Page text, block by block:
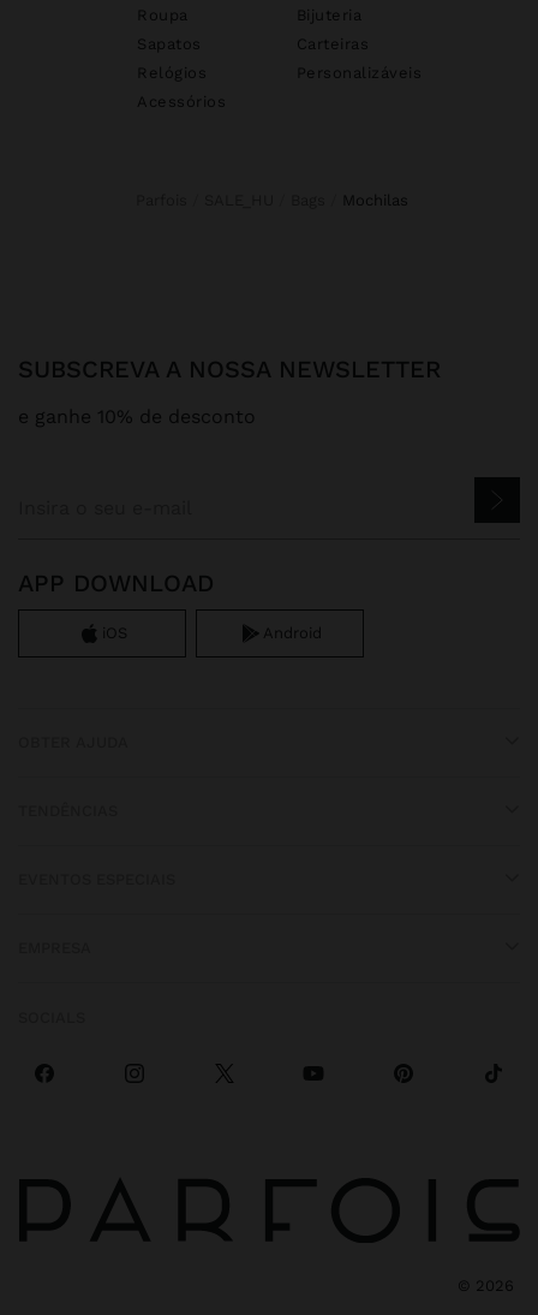
Roupa
Bijuteria
Sapatos
Carteiras
Relógios
Personalizáveis
Acessórios
mochilas
SUBSCREVA A NOSSA NEWSLETTER
e ganhe 10% de desconto
APP DOWNLOAD
iOS Android
© 2026